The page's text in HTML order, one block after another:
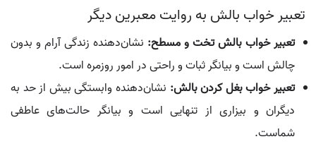
تعبیر خواب بالش به روایت معبرین دیگر
تعبیر خواب بالش تخت و مسطح: نشان‌دهنده زندگی آرام و بدون
چالش است و بیانگر ثبات و راحتی در امور روزمره است.
تعبیر خواب بغل کردن بالش: نشان‌دهنده وابستگی بیش از حد به
دیگران و بیزاری از تنهایی است و بیانگر حالت‌های عاطفی
شماست.